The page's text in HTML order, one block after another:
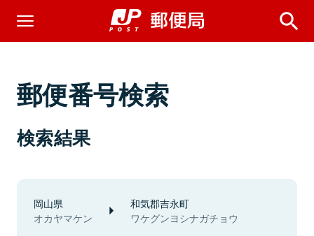
郵便番号検索
検索結果
岡山県
オカヤマケン
和気郡吉永町
ワケグンヨシナガチョウ